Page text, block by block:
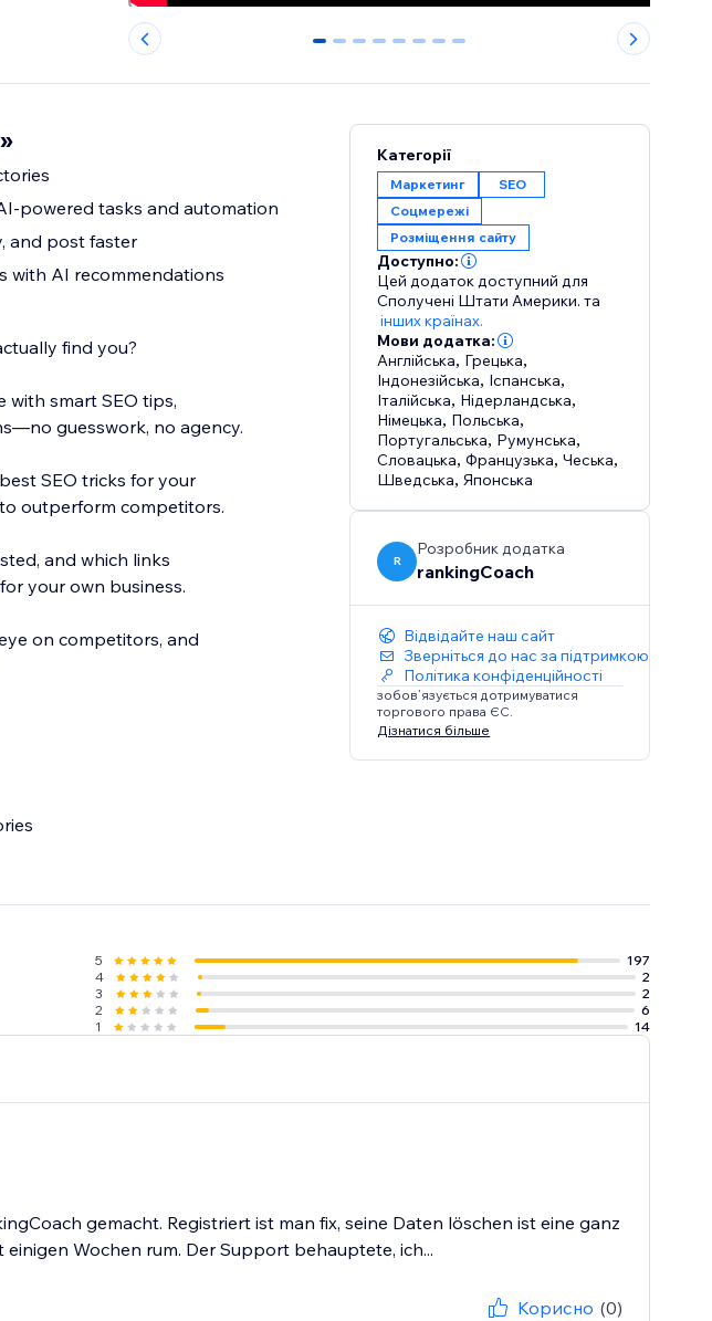
0 1 2 3 4 5 6 7
powered tasks and automation
and post faster
with AI recommendations
find you?
with smart SEO tips,
guesswork, no agency.
SEO tricks for your
outperform competitors.
and which links
your own business.
on competitors, and
Категорії
Маркетинг
SEO
Соцмережі
Розміщення сайту
Доступно:
Цей додаток доступний для
Сполучені Штати Америки. та
інших країнах.
Мови додатка:
Англійська, Грецька,
Індонезійська, Іспанська,
Італійська, Нідерландська,
Німецька, Польська,
Португальська, Румунська,
Словацька,Французька,Чеська,
Шведська,Японська
R
Розробник додатка
rankingCoach
Відвідайте наш сайт
Зверніться до нас за підтримкою
Політика конфіденційності
зобов’язується дотримуватися
торгового права ЄС.
Дізнатися більше
5
197
4
2
3
2
2
6
1
14
gemacht. Registriert ist man fix, seine Daten löschen ist eine ganz
Wochen rum. Der Support behauptete, ich...
Корисно (0)